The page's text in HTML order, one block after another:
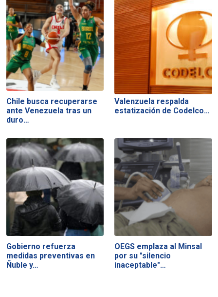
Chile busca recuperarse
ante Venezuela tras un
duro…
Valenzuela respalda
estatización de Codelco…
Gobierno refuerza
medidas preventivas en
Ñuble y…
OEGS emplaza al Minsal
por su "silencio
inaceptable"…